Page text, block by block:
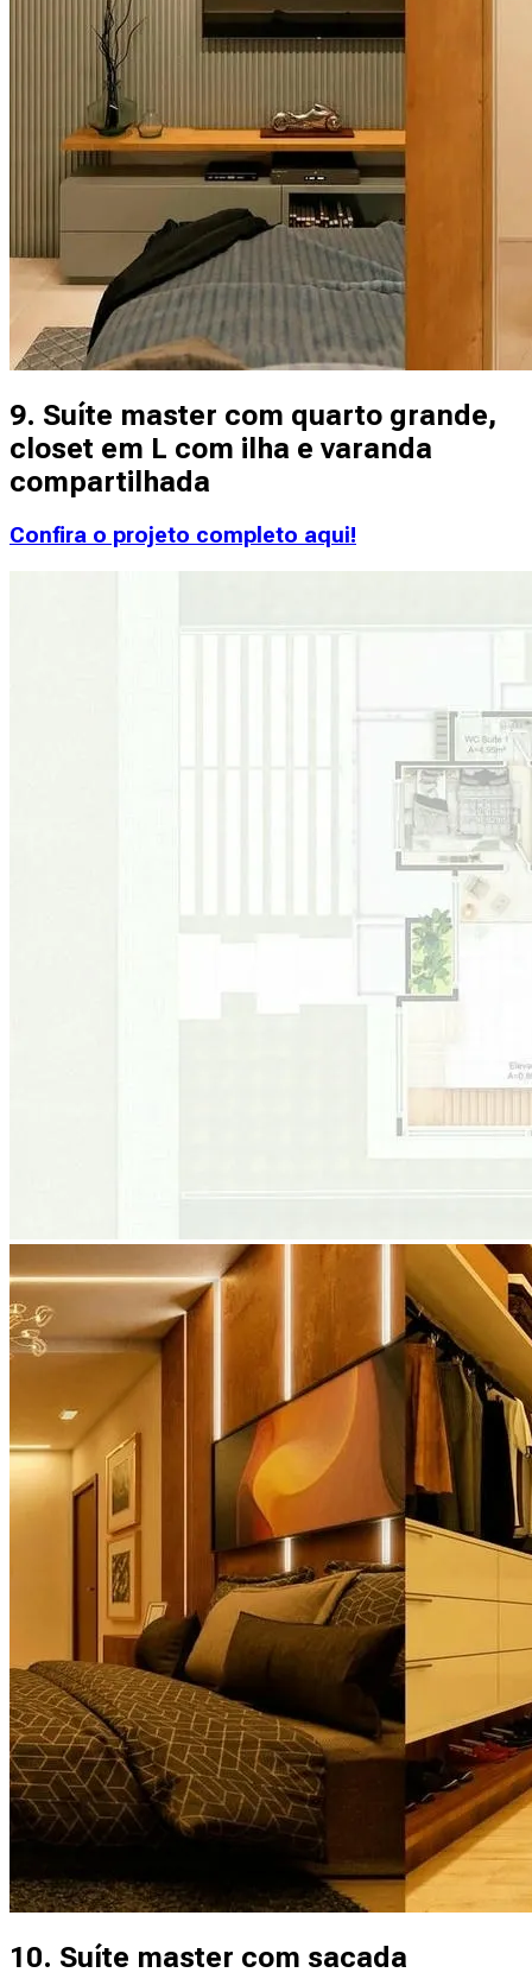
9. Suíte master com quarto grande,
closet em L com ilha e varanda
compartilhada
Confira o projeto completo aqui!
10. Suíte master com sacada